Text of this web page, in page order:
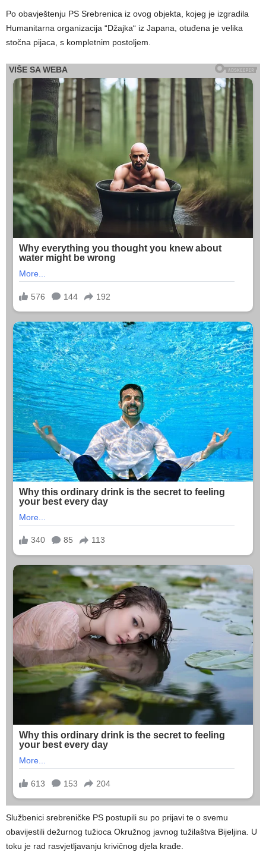
Po obavještenju PS Srebrenica iz ovog objekta, kojeg je izgradila
Humanitarna organizacija “Džajka“ iz Japana, otuđena je velika
stočna pijaca, s kompletnim postoljem.
Službenici srebreničke PS postupili su po prijavi te o svemu
obavijestili dežurnog tužioca Okružnog javnog tužilaštva Bijeljina. U
toku je rad rasvjetljavanju krivičnog djela krađe.